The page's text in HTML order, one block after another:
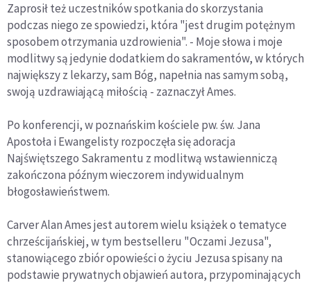
Zaprosił też uczestników spotkania do skorzystania
podczas niego ze spowiedzi, która "jest drugim potężnym
sposobem otrzymania uzdrowienia". - Moje słowa i moje
modlitwy są jedynie dodatkiem do sakramentów, w których
największy z lekarzy, sam Bóg, napełnia nas samym sobą,
swoją uzdrawiającą miłością - zaznaczył Ames.
Po konferencji, w poznańskim kościele pw. św. Jana
Apostoła i Ewangelisty rozpoczęła się adoracja
Najświętszego Sakramentu z modlitwą wstawienniczą
zakończona późnym wieczorem indywidualnym
błogosławieństwem.
Carver Alan Ames jest autorem wielu książek o tematyce
chrześcijańskiej, w tym bestselleru "Oczami Jezusa",
stanowiącego zbiór opowieści o życiu Jezusa spisany na
podstawie prywatnych objawień autora, przypominających